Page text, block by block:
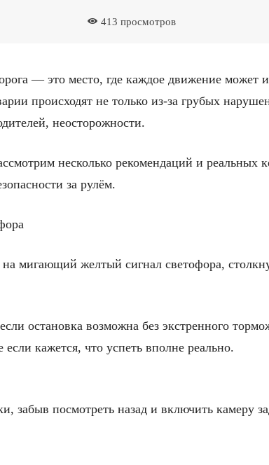
413 просмотров
— это место, где каждое движение может
происходят не только из-за грубых
неосторожности.
несколько рекомендаций и реальных
за рулём.
на мигающий желтый сигнал светофора,
остановка возможна без экстренного
кажется, что успеть вполне реально.
забыв посмотреть назад и включить камеру